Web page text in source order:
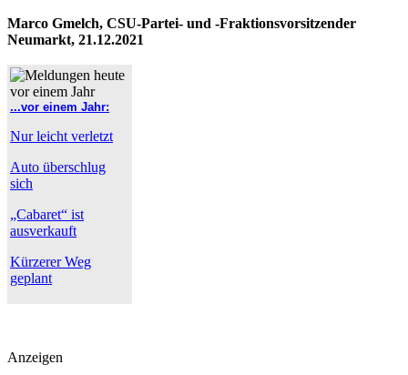
Marco Gmelch, CSU-Partei- und -Fraktionsvorsitzender
Neumarkt, 21.12.2021
...vor einem Jahr:
Nur leicht verletzt
Auto überschlug
sich
„Cabaret“ ist
ausverkauft
Kürzerer Weg
geplant
Anzeigen